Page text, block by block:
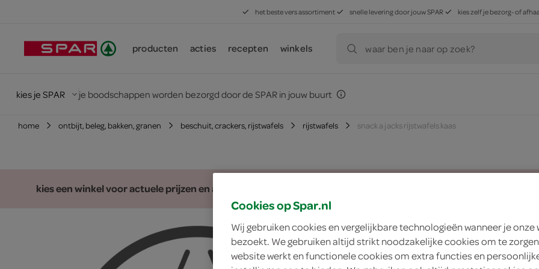
het beste vers assortiment snelle levering door jouw SPAR kies zelf je bezorg- of
producten acties recepten winkels waar ben je naar op zoek?
kies je SPAR je boodschappen worden bezorgd door de SPAR in jouw buurt
home ontbijt, beleg, bakken, granen beschuit, crackers, rijstwafels rijstwafels snack a jacks rijstwafels kaas
kies een winkel voor actuele prijzen en assortiment
Snack a Jacks
Cookies op Spar.nl
Wij gebruiken cookies en vergelijkbare technologieën wanneer je onze
bezoekt. We gebruiken altijd strikt noodzakelijke cookies om te
website werkt en functionele cookies om extra functies en